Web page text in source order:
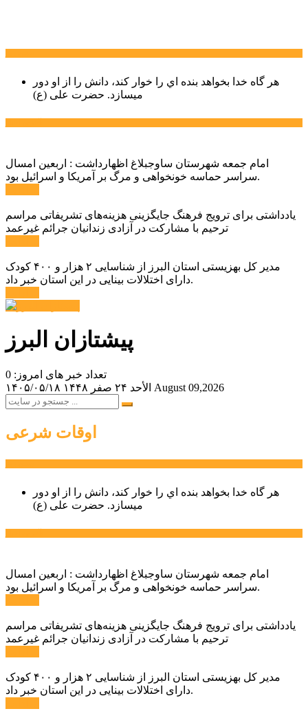
هر گاه خدا بخواهد بنده اي را خوار كند، دانش را از او دور
میسازد. حضرت علی (ع)
امام جمعه شهرستان ساوجبلاغ اظهارداشت : اربعین امسال
سراسر حماسه خونخواهی و مرگ بر آمریکا و اسرائیل بود.
یادداشتی برای ترویج فرهنگ جایگزینی هزینه‌های تشریفاتی مراسم
ترحیم با مشارکت در آزادی زندانیان جرائم غیرعمد
مدیر کل بهزیستی استان البرز از شناسایی ۲ هزار و ۴۰۰ کودک
دارای اختلالات بینایی در این استان خبر داد.
پیشتازان البرز
تعداد خبر های امروز: 0
۱۴۰۵/۰۵/۱۸
الأحد ۲۴ صفر ۱۴۴۸ August 09,2026
اوقات شرعی
هر گاه خدا بخواهد بنده اي را خوار كند، دانش را از او دور
میسازد. حضرت علی (ع)
امام جمعه شهرستان ساوجبلاغ اظهارداشت : اربعین امسال
سراسر حماسه خونخواهی و مرگ بر آمریکا و اسرائیل بود.
یادداشتی برای ترویج فرهنگ جایگزینی هزینه‌های تشریفاتی مراسم
ترحیم با مشارکت در آزادی زندانیان جرائم غیرعمد
مدیر کل بهزیستی استان البرز از شناسایی ۲ هزار و ۴۰۰ کودک
دارای اختلالات بینایی در این استان خبر داد.